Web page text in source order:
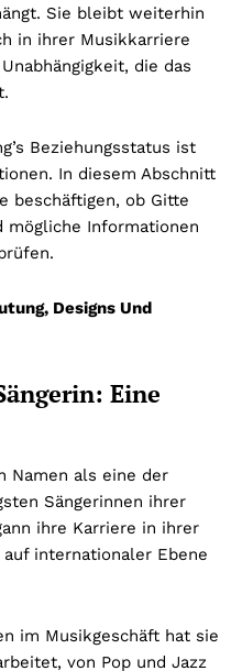
Sie bleibt weiterhin
in ihrer Musikkarriere
die das
Beziehungsstatus ist
In diesem Abschnitt
beschäftigen, ob Gitte
mögliche Informationen
Designs Und
Eine
Namen als eine der
Sängerinnen ihrer
ihre Karriere in ihrer
internationaler Ebene
im Musikgeschäft hat sie
von Pop und Jazz